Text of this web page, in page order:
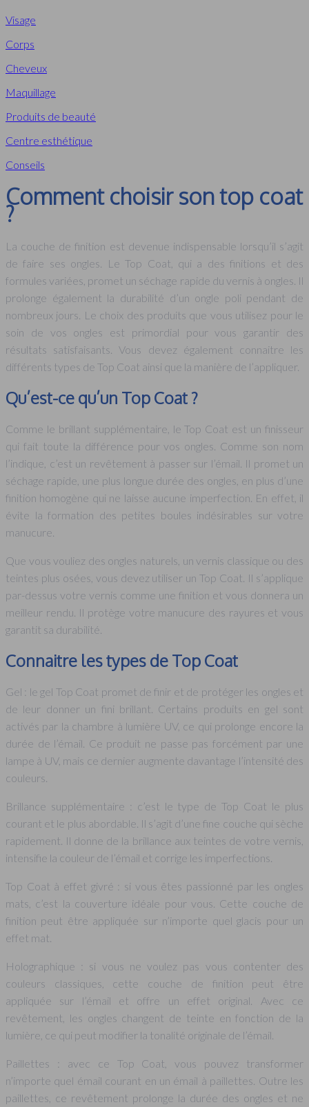
Visage
Corps
Cheveux
Maquillage
Produits de beauté
Centre esthétique
Conseils
Comment choisir son top coat
?
La couche de finition est devenue indispensable lorsqu’il s’agit
de faire ses ongles. Le Top Coat, qui a des finitions et des
formules variées, promet un séchage rapide du vernis à ongles. Il
prolonge également la durabilité d’un ongle poli pendant de
nombreux jours. Le choix des produits que vous utilisez pour le
soin de vos ongles est primordial pour vous garantir des
résultats satisfaisants. Vous devez également connaitre les
différents types de Top Coat ainsi que la manière de l’appliquer.
Qu’est-ce qu’un Top Coat ?
Comme le brillant supplémentaire, le Top Coat est un finisseur
qui fait toute la différence pour vos ongles. Comme son nom
l’indique, c’est un revêtement à passer sur l’émail. Il promet un
séchage rapide, une plus longue durée des ongles, en plus d’une
finition homogène qui ne laisse aucune imperfection. En effet, il
évite la formation des petites boules indésirables sur votre
manucure.
Que vous vouliez des ongles naturels, un vernis classique ou des
teintes plus osées, vous devez utiliser un Top Coat. Il s’applique
par-dessus votre vernis comme une finition et vous donnera un
meilleur rendu. Il protège votre manucure des rayures et vous
garantit sa durabilité.
Connaitre les types de Top Coat
Gel : le gel Top Coat promet de finir et de protéger les ongles et
de leur donner un fini brillant. Certains produits en gel sont
activés par la chambre à lumière UV, ce qui prolonge encore la
durée de l’émail. Ce produit ne passe pas forcément par une
lampe à UV, mais ce dernier augmente davantage l’intensité des
couleurs.
Brillance supplémentaire : c’est le type de Top Coat le plus
courant et le plus abordable. Il s’agit d’une fine couche qui sèche
rapidement. Il donne de la brillance aux teintes de votre vernis,
intensifie la couleur de l’émail et corrige les imperfections.
Top Coat à effet givré : si vous êtes passionné par les ongles
mats, c’est la couverture idéale pour vous. Cette couche de
finition peut être appliquée sur n’importe quel glacis pour un
effet mat.
Holographique : si vous ne voulez pas vous contenter des
couleurs classiques, cette couche de finition peut être
appliquée sur l’émail et offre un effet original. Avec ce
revêtement, les ongles changent de teinte en fonction de la
lumière, ce qui peut modifier la tonalité originale de l’émail.
Paillettes : avec ce Top Coat, vous pouvez transformer
n’importe quel émail courant en un émail à paillettes. Outre les
paillettes, ce revêtement prolonge la durée des ongles et ne